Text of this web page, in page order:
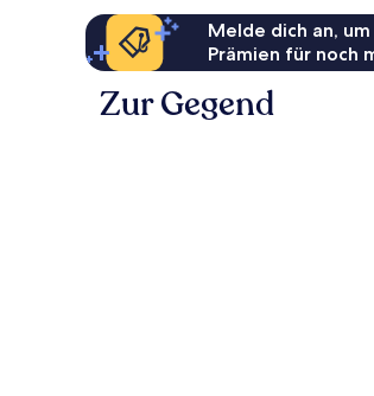
Melde dich an,
Prämien für noch
Zur Gegend